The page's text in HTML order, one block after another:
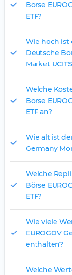
Börse
ETF?
Wie hoch ist
Deutsche
Market
Welche
Börse
ETF an?
Wie alt ist
Germany
Welche
Börse
ETF?
Wie viele
EUROGOV
enthalten?
Welche